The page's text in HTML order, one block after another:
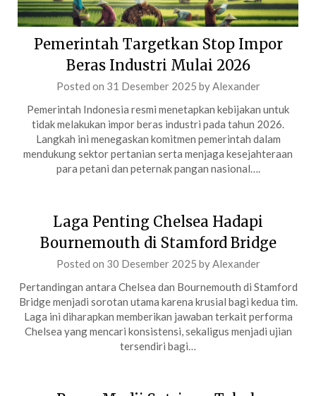
Pemerintah Targetkan Stop Impor
Beras Industri Mulai 2026
Posted on 31 Desember 2025 byAlexander
Pemerintah Indonesia resmi menetapkan kebijakan untuk
tidak melakukan impor beras industri pada tahun 2026.
Langkah ini menegaskan komitmen pemerintah dalam
mendukung sektor pertanian serta menjaga kesejahteraan
para petani dan peternak pangan nasional….
Laga Penting Chelsea Hadapi
Bournemouth di Stamford Bridge
Posted on 30 Desember 2025 byAlexander
Pertandingan antara Chelsea dan Bournemouth di Stamford
Bridge menjadi sorotan utama karena krusial bagi kedua tim.
Laga ini diharapkan memberikan jawaban terkait performa
Chelsea yang mencari konsistensi, sekaligus menjadi ujian
tersendiri bagi…